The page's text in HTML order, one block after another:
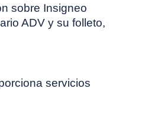
sobre Insigneo
ADV y su folleto,
servicios